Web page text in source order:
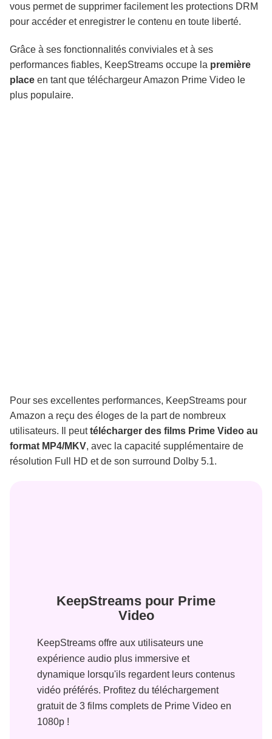
vous permet de supprimer facilement les protections DRM
pour accéder et enregistrer le contenu en toute liberté.
Grâce à ses fonctionnalités conviviales et à ses
performances fiables, KeepStreams occupe la première
place en tant que téléchargeur Amazon Prime Video le
plus populaire.
Pour ses excellentes performances, KeepStreams pour
Amazon a reçu des éloges de la part de nombreux
utilisateurs. Il peuttélécharger des films Prime Video au
format MP4/MKV, avec la capacité supplémentaire de
résolution Full HD et de son surround Dolby 5.1.
KeepStreams pour Prime
Video
KeepStreams offre aux utilisateurs une
expérience audio plus immersive et
dynamique lorsqu'ils regardent leurs contenus
vidéo préférés. Profitez du téléchargement
gratuit de 3 films complets de Prime Video en
1080p !